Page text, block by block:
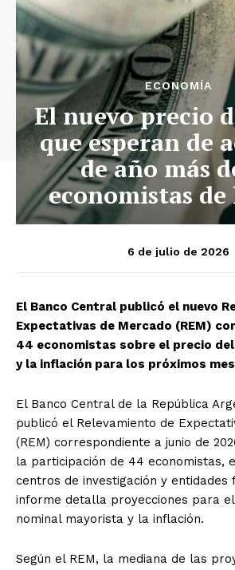
ECONOMÍA
El nuevo precio
que esperan de
de año más
economistas
6 de julio de 2026
El Banco Central publicó el nuevo
Expectativas de Mercado (REM)
44 economistas sobre el precio
y la inflación para los próximos
El Banco Central de la República
publicó el Relevamiento de
(REM) correspondiente a junio de
la participación de 44 economistas,
centros de investigación y entidades
informe detalla proyecciones para
nominal mayorista y la inflación.
Según el REM, la mediana de las